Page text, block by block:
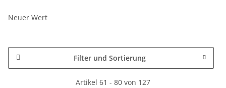
Neuer Wert
Filter und Sortierung
Artikel 61 - 80 von 127